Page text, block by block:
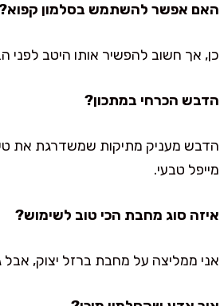
האם אפשר להשתמש בסלמון
כן, אך חשוב להפשיר אותו היטב לפני
הדבש הכרחי במתכון?
הדבש מעניק מתיקות שמשדרגת את
מייפל טבעי.
איזה סוג מחבת הכי טוב לשימוש?
אני ממליצה על מחבת ברזל יצוק,